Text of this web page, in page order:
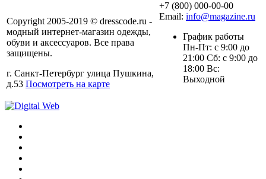
Copyright 2005-2019 © dresscode.ru -
модный интернет-магазин одежды,
обуви и аксессуаров. Все права
защищены.
г. Санкт-Петербург улица Пушкина,
д.53 Посмотреть на карте
+7 (800) 000-00-00
Email: info@magazine.ru
График работы
Пн-Пт: с 9:00 до
21:00 Сб: с 9:00 до
18:00 Вс:
Выходной